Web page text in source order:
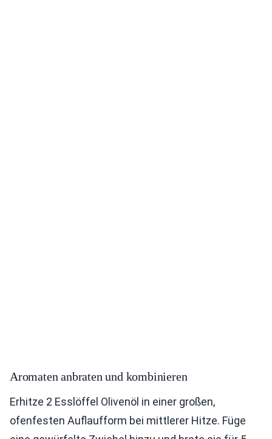
Aromaten anbraten und kombinieren
Erhitze 2 Esslöffel Olivenöl in einer großen,
ofenfesten Auflaufform bei mittlerer Hitze. Füge